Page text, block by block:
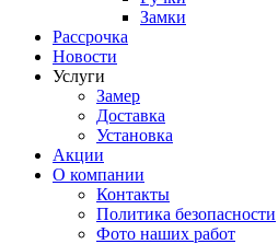
Замки
Рассрочка
Новости
Услуги
Замер
Доставка
Установка
Акции
О компании
Контакты
Политика безопасности
Фото наших работ